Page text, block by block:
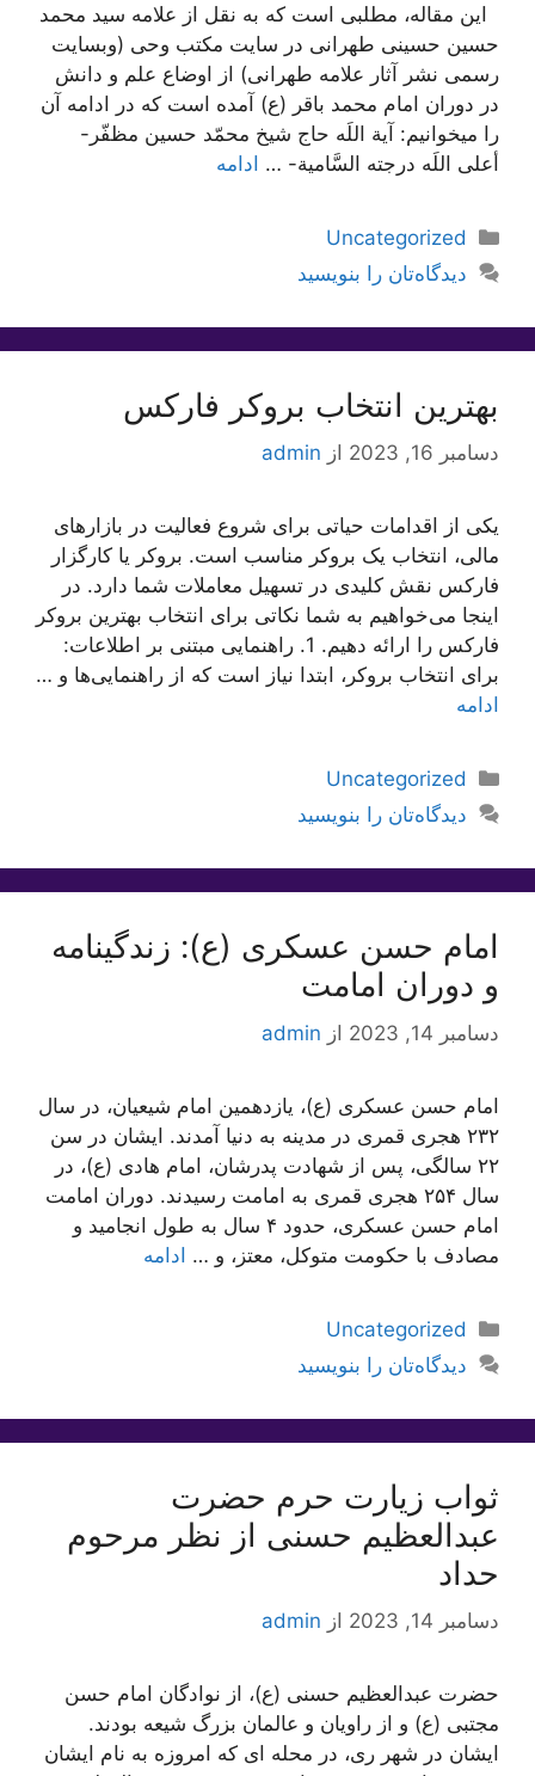
این مقاله، مطلبی است که به نقل از علامه سید محمد
حسین حسینی طهرانی در سایت مکتب وحی (وبسایت
رسمی نشر آثار علامه طهرانی) از اوضاع علم و دانش
در دوران امام محمد باقر (ع) آمده است که در ادامه آن
را میخوانیم: آية اللَه حاج شيخ محمّد حسين مظفّر-
أعلى اللَه درجته السَّامية- … ادامه
دسته‌ها
Uncategorized
دیدگاه‌تان را بنویسید
بهترین انتخاب بروکر فارکس
دسامبر 16, 2023 از admin
یکی از اقدامات حیاتی برای شروع فعالیت در بازارهای
مالی، انتخاب یک بروکر مناسب است. بروکر یا کارگزار
فارکس نقش کلیدی در تسهیل معاملات شما دارد. در
اینجا می‌خواهیم به شما نکاتی برای انتخاب بهترین بروکر
فارکس را ارائه دهیم. 1. راهنمایی مبتنی بر اطلاعات:
برای انتخاب بروکر، ابتدا نیاز است که از راهنمایی‌ها و …
ادامه
دسته‌ها
Uncategorized
دیدگاه‌تان را بنویسید
امام حسن عسکری (ع): زندگینامه
و دوران امامت
دسامبر 14, 2023 از admin
امام حسن عسکری (ع)، یازدهمین امام شیعیان، در سال
۲۳۲ هجری قمری در مدینه به دنیا آمدند. ایشان در سن
۲۲ سالگی، پس از شهادت پدرشان، امام هادی (ع)، در
سال ۲۵۴ هجری قمری به امامت رسیدند. دوران امامت
امام حسن عسکری، حدود ۴ سال به طول انجامید و
مصادف با حکومت متوکل، معتز، و … ادامه
دسته‌ها
Uncategorized
دیدگاه‌تان را بنویسید
ثواب زیارت حرم حضرت
عبدالعظیم حسنی از نظر مرحوم
حداد
دسامبر 14, 2023 از admin
حضرت عبدالعظیم حسنی (ع)، از نوادگان امام حسن
مجتبی (ع) و از راویان و عالمان بزرگ شیعه بودند.
ایشان در شهر ری، در محله ای که امروزه به نام ایشان